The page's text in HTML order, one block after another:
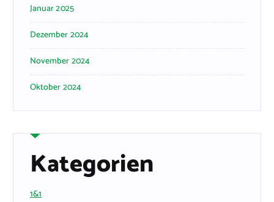
Januar 2025
Dezember 2024
November 2024
Oktober 2024
Kategorien
1&1